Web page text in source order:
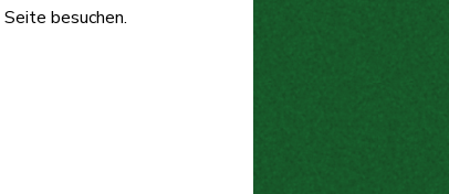
Seite besuchen.